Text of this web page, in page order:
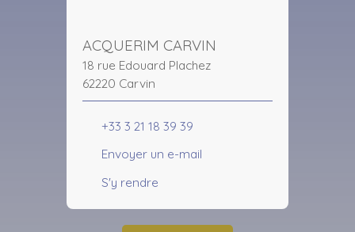
ACQUERIM CARVIN
18 rue Edouard Plachez
62220 Carvin
+33 3 21 18 39 39
Envoyer un e-mail
S'y rendre